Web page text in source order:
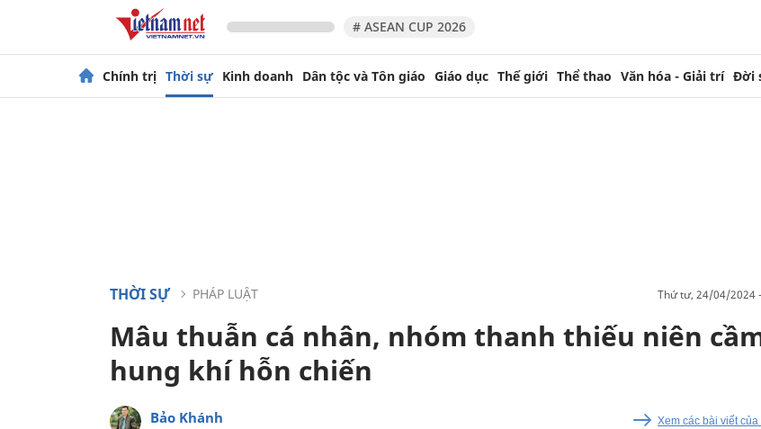
# ASEAN CUP 2026
Chính trị Thời sự Kinh doanh Dân tộc và Tôn giáo Giáo dục Thế giới Thể thao Văn hóa - Giải trí Đời
THỜI SỰ PHÁP LUẬT thứ tư, 24/04/2024
Mâu thuẫn cá nhân, nhóm thanh thiếu niên
hung khí hỗn chiến
Bảo Khánh Xem các bài viết của